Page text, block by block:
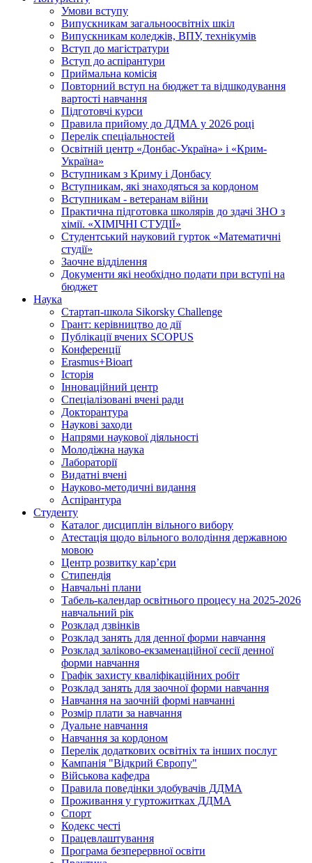
Умови вступу
Випускникам загальноосвітніх шкіл
Випускникам коледжів, ВПУ, технікумів
Вступ до магістратури
Вступ до аспірантури
Приймальна комісія
Повторний вступ на бюджет та відшкодування
вартості навчання
Підготовчі курси
Правила прийому до ДДМА у 2026 році
Перелік спеціальностей
Освітній центр «Донбас-Україна» і «Крим-
Україна»
Вступникам з Криму і Донбасу
Вступникам, які знаходяться за кордоном
Вступникам - ветеранам війни
Практична підготовка школярів до здачі ЗНО з
хімії. «ХІМІЧНІ СТУДІЇ»
Студентський науковий гурток «Математичні
студії»
Заочне відділення
Документи які необхідно подати при вступі на
бюджет
Наука
Стартап-школа Sikorsky Challenge
Грант: керівництво до дії
Публікації вчених SCOPUS
Конференції
Erasmus+Bioart
Історія
Інноваційний центр
Спеціалізовані вчені ради
Докторантура
Наукові заходи
Напрями наукової діяльності
Молодіжна наука
Лабораторії
Видатні вчені
Науково-методичні видання
Аспірантура
Студенту
Каталог дисциплін вільного вибору
Атестація щодо вільного володіння державною
мовою
Центр розвитку кар’єри
Стипендія
Навчальні плани
Табель-календар освітнього процесу на 2025-2026
навчальний рік
Розклад дзвінків
Розклад занять для денної форми навчання
Розклад заліково-екзаменаційної сесії денної
форми навчання
Графік захисту кваліфікаційних робіт
Розклад занять для заочної форми навчання
Навчання на заочній формі навчанні
Розмір плати за навчання
Дуальне навчання
Навчання за кордоном
Перелік додаткових освітніх та інших послуг
Кампанія "Відкрий Європу"
Військова кафедра
Правила поведінки здобувачів ДДМА
Проживання у гуртожитках ДДМА
Спорт
Кодекс честі
Працевлаштування
Програма безперервної освіти